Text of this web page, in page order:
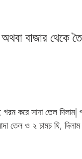
বাজার থেকে
করে সাদা তেল
তেল ও ২ চামচ ঘি, দিলাম